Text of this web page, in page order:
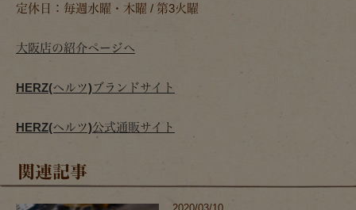
定休日：毎週水曜・木曜 / 第3火曜
大阪店の紹介ページへ
HERZ(ヘルツ)ブランドサイト
HERZ(ヘルツ)公式通販サイト
関連記事